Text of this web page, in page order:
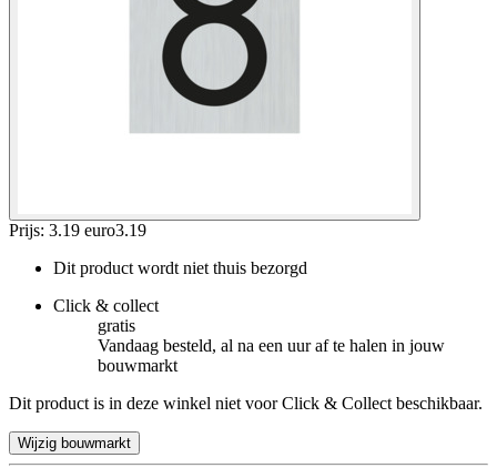
Prijs: 3.19 euro3.19
Dit product wordt niet thuis bezorgd
Click & collect
gratis
Vandaag besteld, al na een uur af te halen in jouw
bouwmarkt
Dit product is in deze winkel niet voor Click & Collect beschikbaar.
Wijzig bouwmarkt